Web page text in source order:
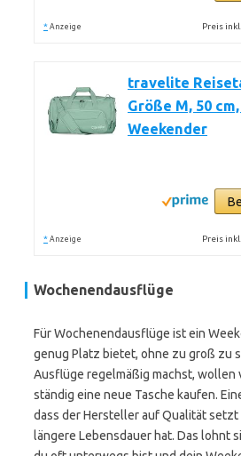
* Anzeige Preis
travelite
Größe M, 50
Weekender
* Anzeige Preis
Wochenendausflüge
Für Wochenendausflüge ist ein
genug Platz bietet, ohne zu groß zu
Ausflüge regelmäßig machst, wollen
ständig eine neue Tasche kaufen.
dass der Hersteller auf Qualität setzt
längere Lebensdauer hat. Das lohnt